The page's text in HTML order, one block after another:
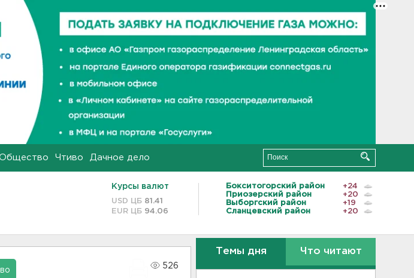
Чтиво Дачное дело
Курсы валют
USD ЦБ 81.41
EUR ЦБ 94.06
Бокситогорский район
+24
Приозерский район
+20
Выборгский район
+19
Сланцевский район
+20
526
Темы дня Что читают